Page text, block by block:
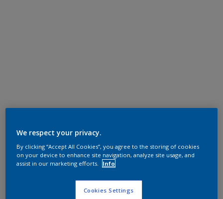
We respect your privacy.
By clicking “Accept All Cookies”, you agree to the storing of cookies
on your device to enhance site navigation, analyze site usage, and
assist in our marketing efforts.
Info
Cookies Settings